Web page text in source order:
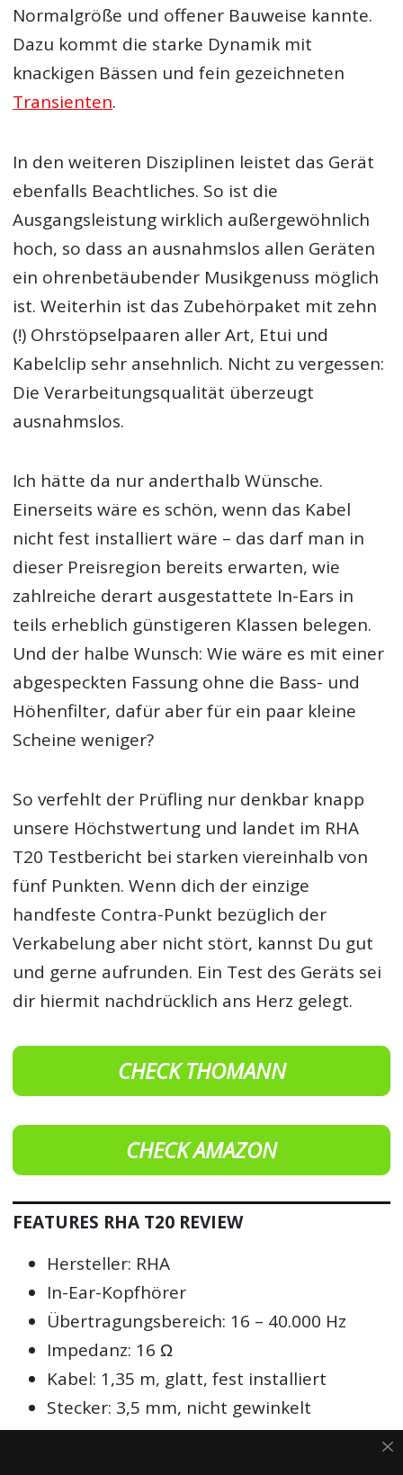
Normalgröße und offener Bauweise kannte.
Dazu kommt die starke Dynamik mit
knackigen Bässen und fein gezeichneten
Transienten.
In den weiteren Disziplinen leistet das Gerät
ebenfalls Beachtliches. So ist die
Ausgangsleistung wirklich außergewöhnlich
hoch, so dass an ausnahmslos allen Geräten
ein ohrenbetäubender Musikgenuss möglich
ist. Weiterhin ist das Zubehörpaket mit zehn
(!) Ohrstöpselpaaren aller Art, Etui und
Kabelclip sehr ansehnlich. Nicht zu vergessen:
Die Verarbeitungsqualität überzeugt
ausnahmslos.
Ich hätte da nur anderthalb Wünsche.
Einerseits wäre es schön, wenn das Kabel
nicht fest installiert wäre – das darf man in
dieser Preisregion bereits erwarten, wie
zahlreiche derart ausgestattete In-Ears in
teils erheblich günstigeren Klassen belegen.
Und der halbe Wunsch: Wie wäre es mit einer
abgespeckten Fassung ohne die Bass- und
Höhenfilter, dafür aber für ein paar kleine
Scheine weniger?
So verfehlt der Prüfling nur denkbar knapp
unsere Höchstwertung und landet im RHA
T20 Testbericht bei starken viereinhalb von
fünf Punkten. Wenn dich der einzige
handfeste Contra-Punkt bezüglich der
Verkabelung aber nicht stört, kannst Du gut
und gerne aufrunden. Ein Test des Geräts sei
dir hiermit nachdrücklich ans Herz gelegt.
CHECK THOMANN
CHECK AMAZON
FEATURES RHA T20 REVIEW
Hersteller: RHA
In-Ear-Kopfhörer
Übertragungsbereich: 16 – 40.000 Hz
Impedanz: 16 Ω
Kabel: 1,35 m, glatt, fest installiert
Stecker: 3,5 mm, nicht gewinkelt
10 Paar Ohrstöpsel diverser Form